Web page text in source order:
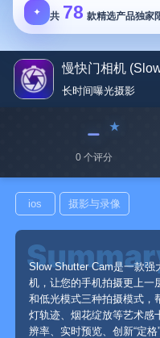
✦ 共 78 款精选产品独家
长时间曝光摄‪影‬
﹣
0 个评分
ios 摄影与录像
Slow Shutter Cam是一款强
机，让您的手机拍摄更上一
和低光模式三种拍摄模式，
灯轨迹、烟花绽放等艺术感
辨率、实时预览、创新“定